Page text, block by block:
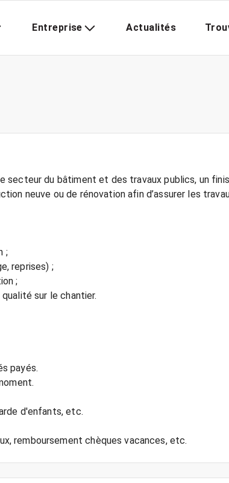
Entreprise Actualités
secteur du bâtiment et des travaux publics, un
neuve ou de rénovation afin d’assurer les
;
reprises) ;
;
sur le chantier.
payés.
d'enfants, etc.